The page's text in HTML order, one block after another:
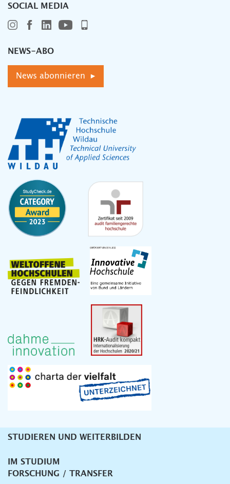
SOCIAL MEDIA
NEWS-ABO
News abonnieren ▸
Unternavigation
STUDIEREN UND WEITERBILDEN
IM STUDIUM
FORSCHUNG / TRANSFER